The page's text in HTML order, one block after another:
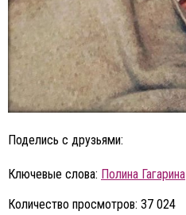
Поделись с друзьями:
Ключевые слова: Полина Гагарина
Количество просмотров: 37 024